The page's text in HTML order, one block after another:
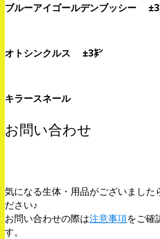
ブルーアイゴールデンブッシー
オトシンクルス ±3㌢
キラースネール
お問い合わせ
気になる生体・用品がございました
ださい♪
お問い合わせの際は注意事項をご確
す。